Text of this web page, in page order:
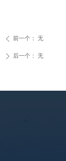
ꄴ 前一个： 无
ꄲ 后一个： 无